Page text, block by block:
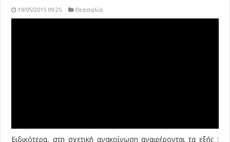
19/05/2015 09:25 Θεσσαλία
Ειδικότερα, στη σχετική ανακοίνωση αναφέρονται τα εξής :